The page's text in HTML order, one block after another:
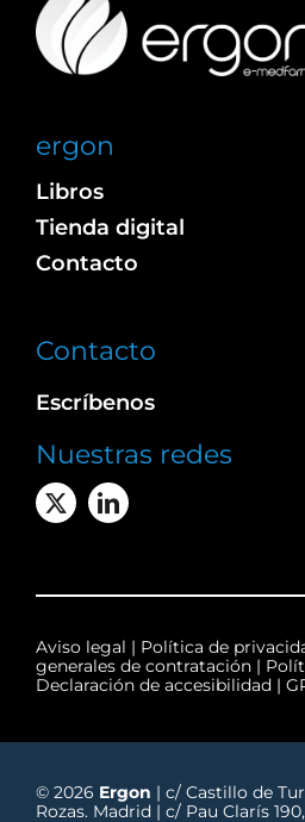
ergon
Libros
Tienda digital
Contacto
Contacto
Escríbenos
Nuestras redes
Aviso legal | Política de
generales de contratación|
Declaración de accesibilidad|
© 2026 Ergon | c/ Castillo de
Rozas. Madrid | c/ Pau Clarís